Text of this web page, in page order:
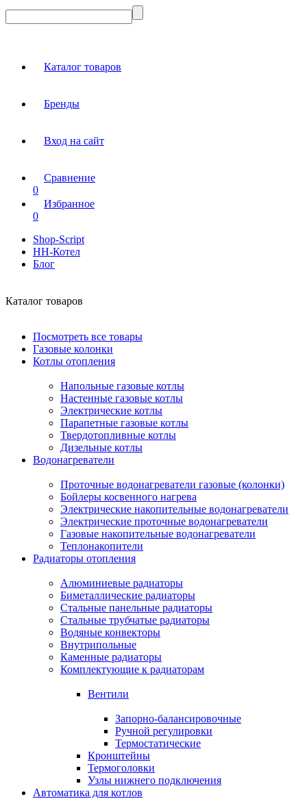
Каталог товаров
Бренды
Вход на сайт
Сравнение
0
Избранное
0
Shop-Script
НН-Котел
Блог
Каталог товаров
Посмотреть все товары
Газовые колонки
Котлы отопления
Напольные газовые котлы
Настенные газовые котлы
Электрические котлы
Парапетные газовые котлы
Твердотопливные котлы
Дизельные котлы
Водонагреватели
Проточные водонагреватели газовые (колонки)
Бойлеры косвенного нагрева
Электрические накопительные водонагреватели
Электрические проточные водонагреватели
Газовые накопительные водонагреватели
Теплонакопители
Радиаторы отопления
Алюминиевые радиаторы
Биметаллические радиаторы
Стальные панельные радиаторы
Стальные трубчатые радиаторы
Водяные конвекторы
Внутрипольные
Каменные радиаторы
Комплектующие к радиаторам
Вентили
Запорно-балансировочные
Ручной регулировки
Термостатические
Кронштейны
Термоголовки
Узлы нижнего подключения
Автоматика для котлов